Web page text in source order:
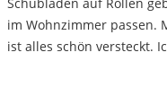
im Wohnzimmer passen.
ist alles schön versteckt.